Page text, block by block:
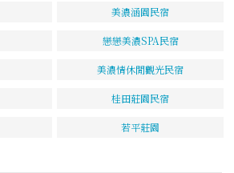
美濃涵園民宿
戀戀美濃SPA民宿
美濃情休閒觀光民宿
桂田莊園民宿
若平莊園